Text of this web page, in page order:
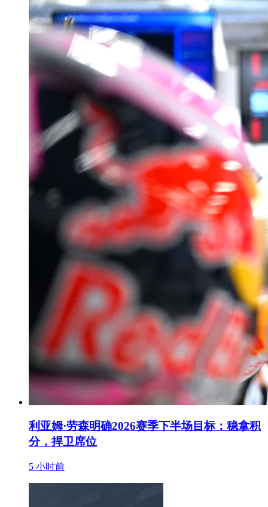
利亚姆·劳森明确2026赛季下半场目标：稳拿积
分，捍卫席位
5 小时前